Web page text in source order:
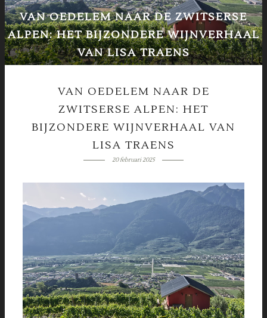
VAN OEDELEM NAAR DE ZWITSERSE
ALPEN: HET BIJZONDERE WIJNVERHAAL
VAN LISA TRAENS
VAN OEDELEM NAAR DE
ZWITSERSE ALPEN: HET
BIJZONDERE WIJNVERHAAL VAN
LISA TRAENS
20 februari 2025